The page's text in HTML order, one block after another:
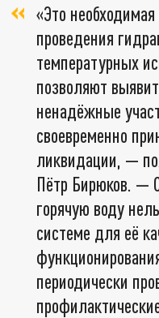
«Это
проведения
температурных
позволяют
ненадёжные
своевременно
ликвидации, —
Пётр Бирюков. —
горячую воду
системе для её
периодически